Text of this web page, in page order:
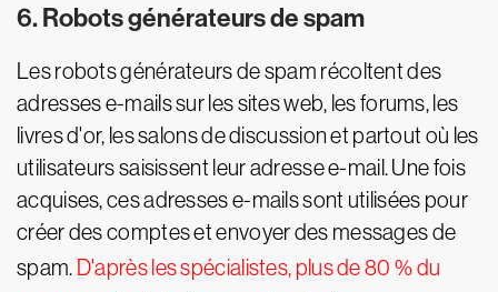
6. Robots générateurs de spam
Les robots générateurs de spam récoltent des
adresses e-mails sur les sites web, les forums, les
livres d'or, les salons de discussion et partout où les
utilisateurs saisissent leur adresse e-mail. Une fois
acquises, ces adresses e-mails sont utilisées pour
créer des comptes et envoyer des messages de
spam. D'après les spécialistes, plus de 80 % du